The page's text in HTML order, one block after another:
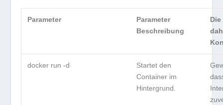
Parameter
Parameter
Beschreibung
docker run -d
Startet den
Container im
Hintergrund.